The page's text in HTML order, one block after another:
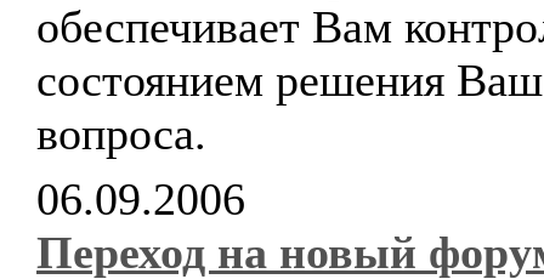
обеспечивает Вам
состоянием решения
вопроса.
06.09.2006
Переход на новый